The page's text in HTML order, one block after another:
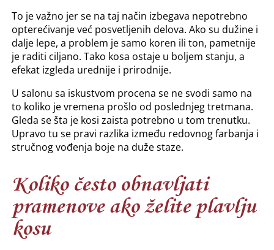
To je važno jer se na taj način izbegava nepotrebno
opterećivanje već posvetljenih delova. Ako su dužine i
dalje lepe, a problem je samo koren ili ton, pametnije
je raditi ciljano. Tako kosa ostaje u boljem stanju, a
efekat izgleda urednije i prirodnije.
U salonu sa iskustvom procena se ne svodi samo na
to koliko je vremena prošlo od poslednjeg tretmana.
Gleda se šta je kosi zaista potrebno u tom trenutku.
Upravo tu se pravi razlika između redovnog farbanja i
stručnog vođenja boje na duže staze.
Koliko često obnavljati
pramenove ako želite plavlju
kosu